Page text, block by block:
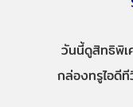
วันนี้ดูสิทธิพิเ
กล่องทรูไอดีที